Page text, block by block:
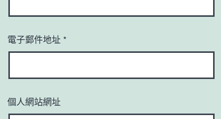
電子郵件地址 *
個人網站網址